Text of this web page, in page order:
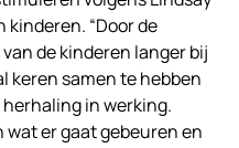
“Door de
de kinderen langer bij
keren samen te hebben
in werking.
er gaat gebeuren en